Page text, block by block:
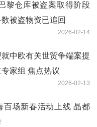
黎仓库被盗案取得阶段
被盗物资已追回
2026-02-14
中欧有关世贸争端案提
家组 焦点热议
2026-02-13
百场新春活动上线 晶都